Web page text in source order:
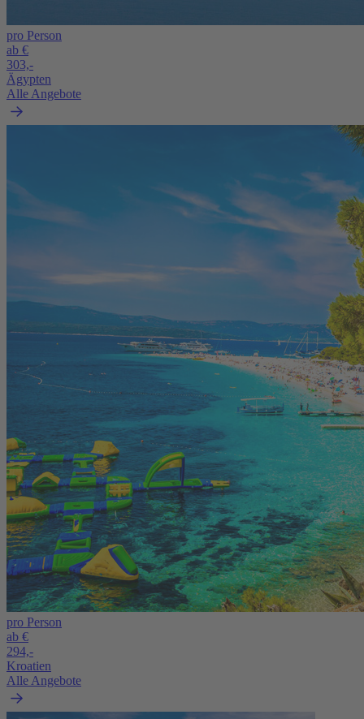
pro Person
ab €
303,-
Ägypten
Alle Angebote
pro Person
ab €
294,-
Kroatien
Alle Angebote